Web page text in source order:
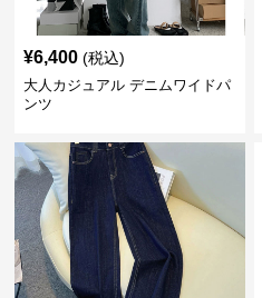
¥6,400 (税込)
大人カジュアル デニムワイドパ
ンツ